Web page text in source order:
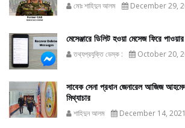
মোঃ শাহিদুন আলম December 29,
মেসেঞ্জারে ডিলিট হওয়া মেসেজ ফিরে
তথ্যপ্রযুক্তি ডেস্ক : October 20,
সাবেক সেনা প্রধান জেনারেল আজিজ
মিথ্যাচার
শাহিদুন আলম December 14, 2021